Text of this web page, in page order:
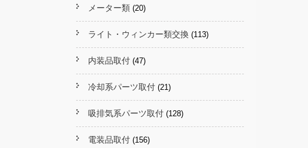
メーター類 (20)
ライト・ウィンカー類交換 (113)
内装品取付 (47)
冷却系パーツ取付 (21)
吸排気系パーツ取付 (128)
電装品取付 (156)